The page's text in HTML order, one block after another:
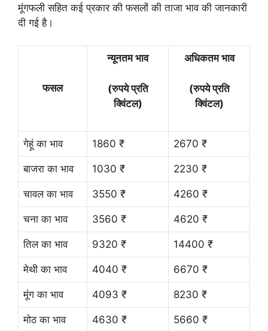
मूंगफली सहित कई प्रकार की फसलों की ताजा भाव की जानकारी
दी गई है।
फसल
न्यूनतम भाव
(रुपये प्रति
क्विंटल)
अधिकतम भाव
(रुपये प्रति
क्विंटल)
गेहूं का भाव 1860 ₹ 2670 ₹
बाजरा का भाव 1030 ₹ 2230 ₹
चावल का भाव 3550 ₹ 4260 ₹
चना का भाव 3560 ₹ 4620 ₹
तिल का भाव 9320 ₹ 14400 ₹
मेथी का भाव 4040 ₹ 6670 ₹
मूंग का भाव 4093 ₹ 8230 ₹
मोठ का भाव 4630 ₹ 5660 ₹